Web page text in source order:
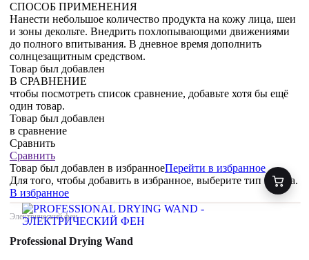
СПОСОБ ПРИМЕНЕНИЯ
Нанести небольшое количество продукта на кожу лица, шеи
и зоны декольте. Внедрить похлопывающими движениями
до полного впитывания. В дневное время дополнить
солнцезащитным средством.
Товар был добавлен
В СРАВНЕНИЕ
чтобы посмотреть список сравнение, добавьте хотя бы ещё
один товар.
Товар был добавлен
в сравнение
Сравнить
Сравнить
Товар был добавлен в избранноеПерейти в избранное
Для того, чтобы добавить в избранное, выберите тип товара.
В избранное
Электрический фен
Professional Drying Wand